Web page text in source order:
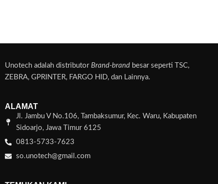
Unotech adalah distributor Brand-brand besar seperti TSC,
ZEBRA, GPRINTER, FARGO HID, dan Lainnya.
ALAMAT
Jl. Jambu V No.106, Tambaksumur, Kec. Waru, Kabupaten
Sidoarjo, Jawa Timur 6125
0813-5733-7623
so.unotech@gmail.com